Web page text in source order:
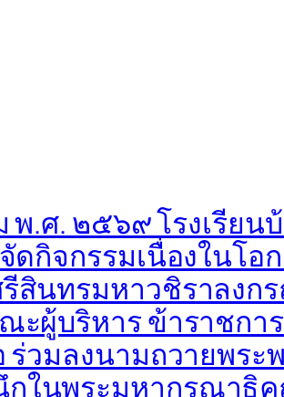
.ศ. ๒๕๖๙ โรงเรีย
ดกิจกรรมเนื่องในโ
สินทรมหาวชิราลงก
ะผู้บริหาร ข้าราชกา
ร่วมลงนามถวายพร
ในพระมหากรุณาธิ